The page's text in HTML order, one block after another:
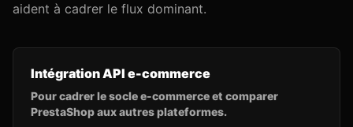
aident à cadrer le flux dominant.
Intégration API e-commerce
Pour cadrer le socle e-commerce et comparer
PrestaShop aux autres plateformes.